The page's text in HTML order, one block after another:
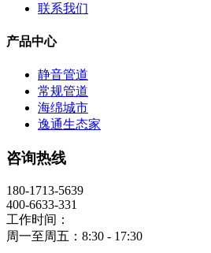
联系我们
产品中心
静音管道
常规管道
海绵城市
逸通生态家
咨询热线
180-1713-5639
400-6633-331
工作时间：
周一至周五：8:30 - 17:30